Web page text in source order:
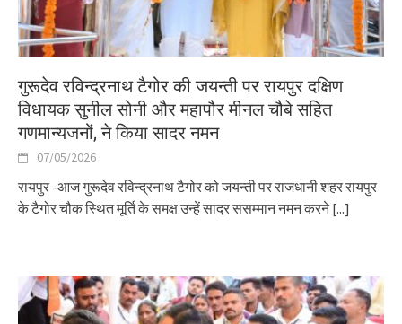
गुरूदेव रविन्द्रनाथ टैगोर की जयन्ती पर रायपुर दक्षिण
विधायक सुनील सोनी और महापौर मीनल चौबे सहित
गणमान्यजनों, ने किया सादर नमन
07/05/2026
रायपुर -आज गुरूदेव रविन्द्रनाथ टैगोर को जयन्ती पर राजधानी शहर रायपुर
के टैगोर चौक स्थित मूर्ति के समक्ष उन्हें सादर ससम्मान नमन करने[...]